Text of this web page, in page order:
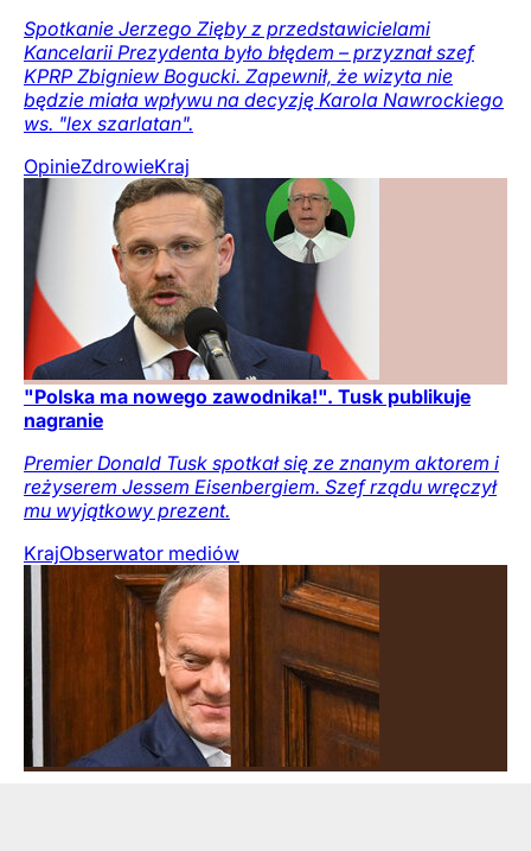
Spotkanie Jerzego Zięby z przedstawicielami
Kancelarii Prezydenta było błędem – przyznał szef
KPRP Zbigniew Bogucki. Zapewnił, że wizyta nie
będzie miała wpływu na decyzję Karola Nawrockiego
ws. "lex szarlatan".
OpinieZdrowieKraj
"Polska ma nowego zawodnika!". Tusk publikuje
nagranie
Premier Donald Tusk spotkał się ze znanym aktorem i
reżyserem Jessem Eisenbergiem. Szef rządu wręczył
mu wyjątkowy prezent.
KrajObserwator mediów